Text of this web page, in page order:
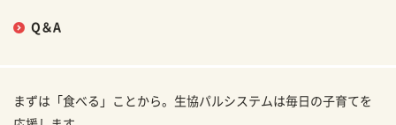
Q＆A
まずは「食べる」ことから。生協パルシステムは毎日の子育てを